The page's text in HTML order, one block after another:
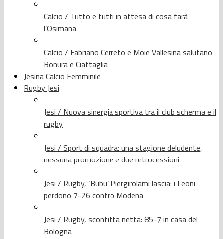
Calcio / Tutto e tutti in attesa di cosa farà
l’Osimana
Calcio / Fabriano Cerreto e Moie Vallesina salutano
Bonura e Ciattaglia
Jesina Calcio Femminile
Rugby Jesi
Jesi / Nuova sinergia sportiva tra il club scherma e il
rugby
Jesi / Sport di squadra: una stagione deludente,
nessuna promozione e due retrocessioni
Jesi / Rugby, ‘Bubu’ Piergirolami lascia: i Leoni
perdono 7-26 contro Modena
Jesi / Rugby, sconfitta netta: 85-7 in casa del
Bologna